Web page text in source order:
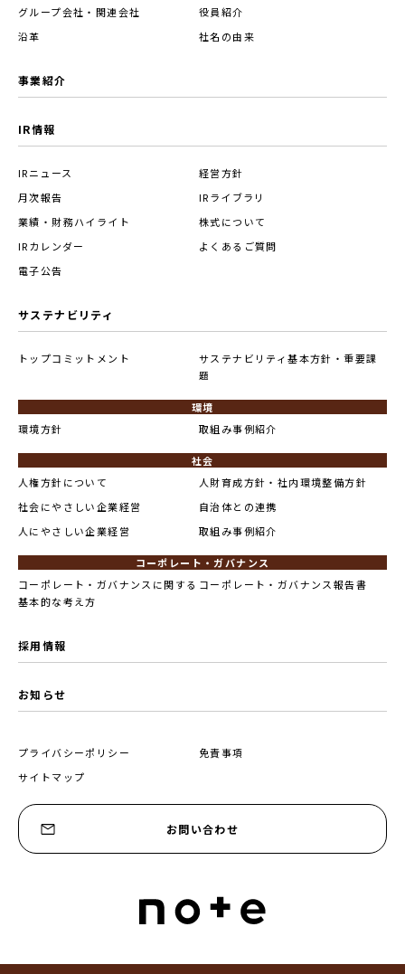
グループ会社・関連会社
役員紹介
沿革
社名の由来
事業紹介
IR情報
IRニュース
経営方針
月次報告
IRライブラリ
業績・財務ハイライト
株式について
IRカレンダー
よくあるご質問
電子公告
サステナビリティ
トップコミットメント
サステナビリティ基本方針・重要課
題
環境
環境方針
取組み事例紹介
社会
人権方針について
人財育成方針・社内環境整備方針
社会にやさしい企業経営
自治体との連携
人にやさしい企業経営
取組み事例紹介
コーポレート・ガバナンス
コーポレート・ガバナンスに関する
基本的な考え方
コーポレート・ガバナンス報告書
採用情報
お知らせ
プライバシーポリシー
免責事項
サイトマップ
お問い合わせ